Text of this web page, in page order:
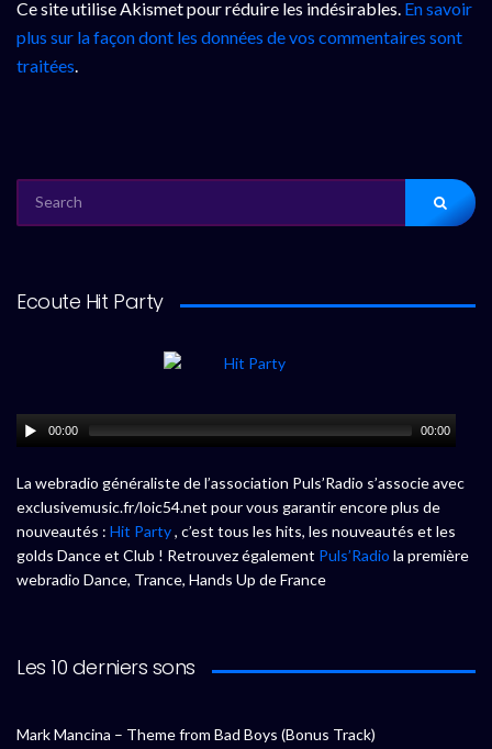
Ce site utilise Akismet pour réduire les indésirables. En savoir
plus sur la façon dont les données de vos commentaires sont
traitées.
FOR:
Ecoute Hit Party
00:00 00:00
La webradio généraliste de l’association Puls’Radio s’associe avec
exclusivemusic.fr/loic54.net pour vous garantir encore plus de
nouveautés : Hit Party, c’est tous les hits, les nouveautés et les
golds Dance et Club ! Retrouvez également Puls’Radio la première
webradio Dance, Trance, Hands Up de France
Les 10 derniers sons
Mark Mancina – Theme from Bad Boys (Bonus Track)